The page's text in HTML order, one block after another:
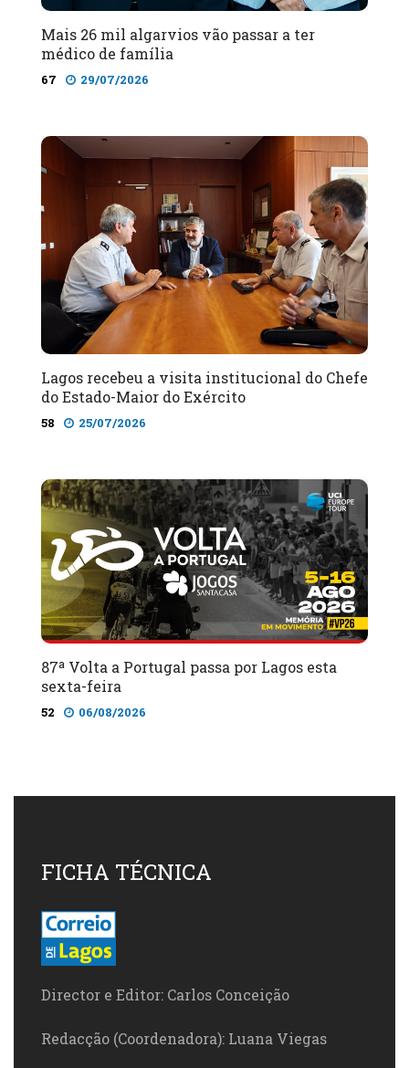
Mais 26 mil algarvios vão passar a ter
médico de família
67 29/07/2026
Lagos recebeu a visita institucional do Chefe
do Estado-Maior do Exército
58 25/07/2026
87ª Volta a Portugal passa por Lagos esta
sexta-feira
52 06/08/2026
FICHA TÉCNICA
Director e Editor: Carlos Conceição
Redacção (Coordenadora): Luana Viegas